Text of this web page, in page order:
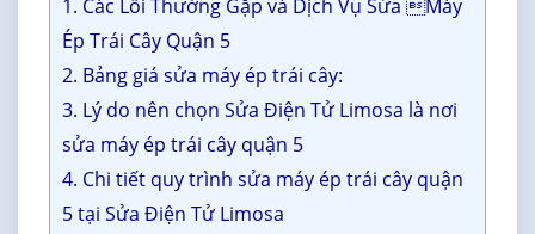
1. Các Lỗi Thường Gặp và Dịch Vụ Sửa Máy
Ép Trái Cây Quận 5
2. Bảng giá sửa máy ép trái cây:
3. Lý do nên chọn Sửa Điện Tử Limosa là nơi
sửa máy ép trái cây quận 5
4. Chi tiết quy trình sửa máy ép trái cây quận
5 tại Sửa Điện Tử Limosa